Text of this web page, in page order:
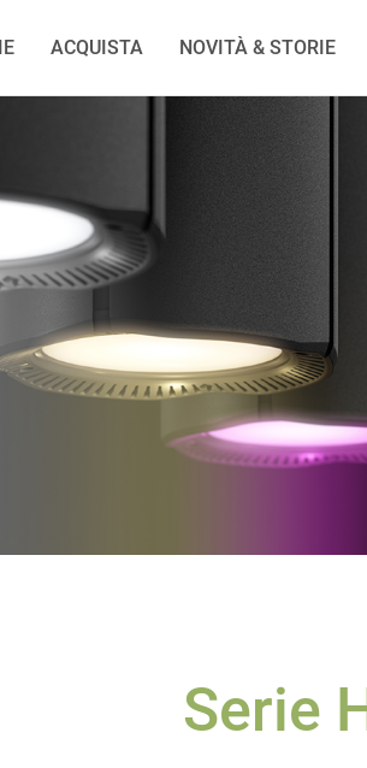
ACQUISTA NOVITÀ & STORIE
Serie